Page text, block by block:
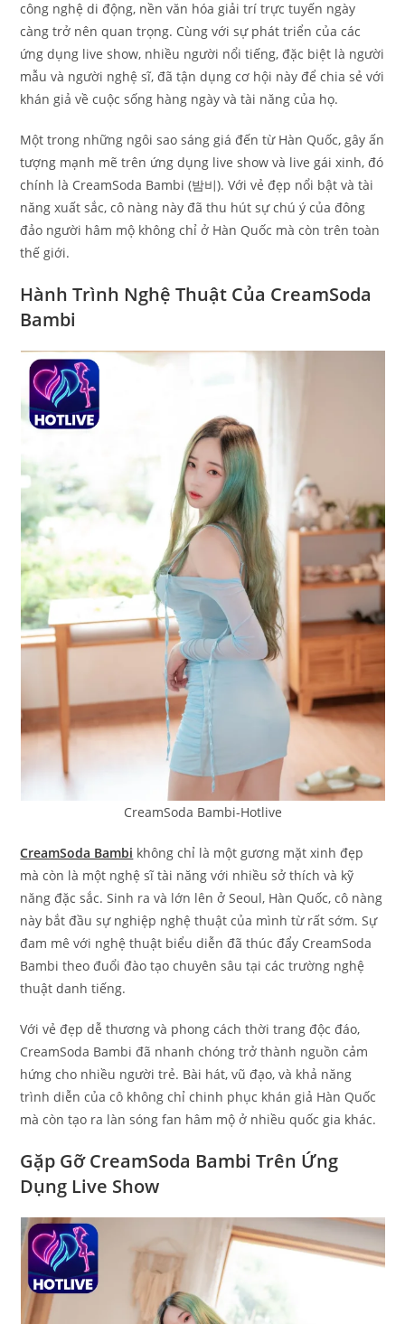
công nghệ di động, nền văn hóa giải trí trực tuyến ngày
càng trở nên quan trọng. Cùng với sự phát triển của các
ứng dụng live show, nhiều người nổi tiếng, đặc biệt là người
mẫu và người nghệ sĩ, đã tận dụng cơ hội này để chia sẻ với
khán giả về cuộc sống hàng ngày và tài năng của họ.
Một trong những ngôi sao sáng giá đến từ Hàn Quốc, gây ấn
tượng mạnh mẽ trên ứng dụng live show và live gái xinh, đó
chính là CreamSoda Bambi (밤비). Với vẻ đẹp nổi bật và tài
năng xuất sắc, cô nàng này đã thu hút sự chú ý của đông
đảo người hâm mộ không chỉ ở Hàn Quốc mà còn trên toàn
thế giới.
Hành Trình Nghệ Thuật Của CreamSoda
Bambi
CreamSoda Bambi-Hotlive
CreamSoda Bambi không chỉ là một gương mặt xinh đẹp
mà còn là một nghệ sĩ tài năng với nhiều sở thích và kỹ
năng đặc sắc. Sinh ra và lớn lên ở Seoul, Hàn Quốc, cô nàng
này bắt đầu sự nghiệp nghệ thuật của mình từ rất sớm. Sự
đam mê với nghệ thuật biểu diễn đã thúc đẩy CreamSoda
Bambi theo đuổi đào tạo chuyên sâu tại các trường nghệ
thuật danh tiếng.
Với vẻ đẹp dễ thương và phong cách thời trang độc đáo,
CreamSoda Bambi đã nhanh chóng trở thành nguồn cảm
hứng cho nhiều người trẻ. Bài hát, vũ đạo, và khả năng
trình diễn của cô không chỉ chinh phục khán giả Hàn Quốc
mà còn tạo ra làn sóng fan hâm mộ ở nhiều quốc gia khác.
Gặp Gỡ CreamSoda Bambi Trên Ứng
Dụng Live Show